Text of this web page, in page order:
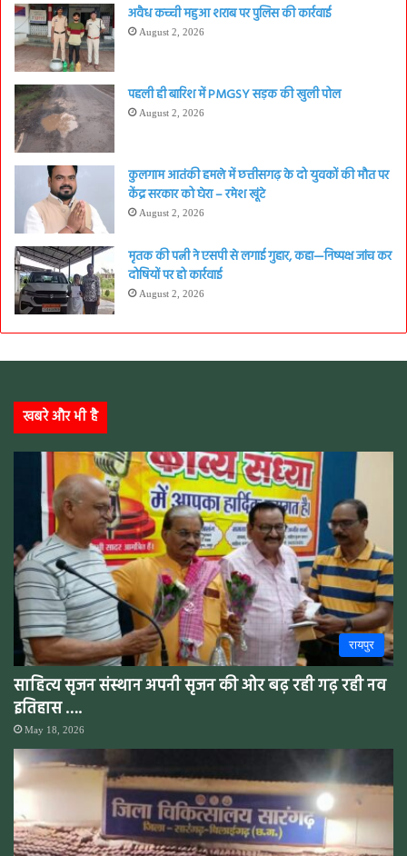
अवैध कच्ची महुआ शराब पर पुलिस की कार्रवाई
August 2, 2026
पहली ही बारिश में PMGSY सड़क की खुली पोल
August 2, 2026
कुलगाम आतंकी हमले में छत्तीसगढ़ के दो युवकों की मौत पर
केंद्र सरकार को घेरा – रमेश खूंटे
August 2, 2026
मृतक की पत्नी ने एसपी से लगाई गुहार, कहा—निष्पक्ष जांच कर
दोषियों पर हो कार्रवाई
August 2, 2026
खबरे और भी है
रायपुर
साहित्य सृजन संस्थान अपनी सृजन की ओर बढ़ रही गढ़ रही नव
इतिहास ….
May 18, 2026